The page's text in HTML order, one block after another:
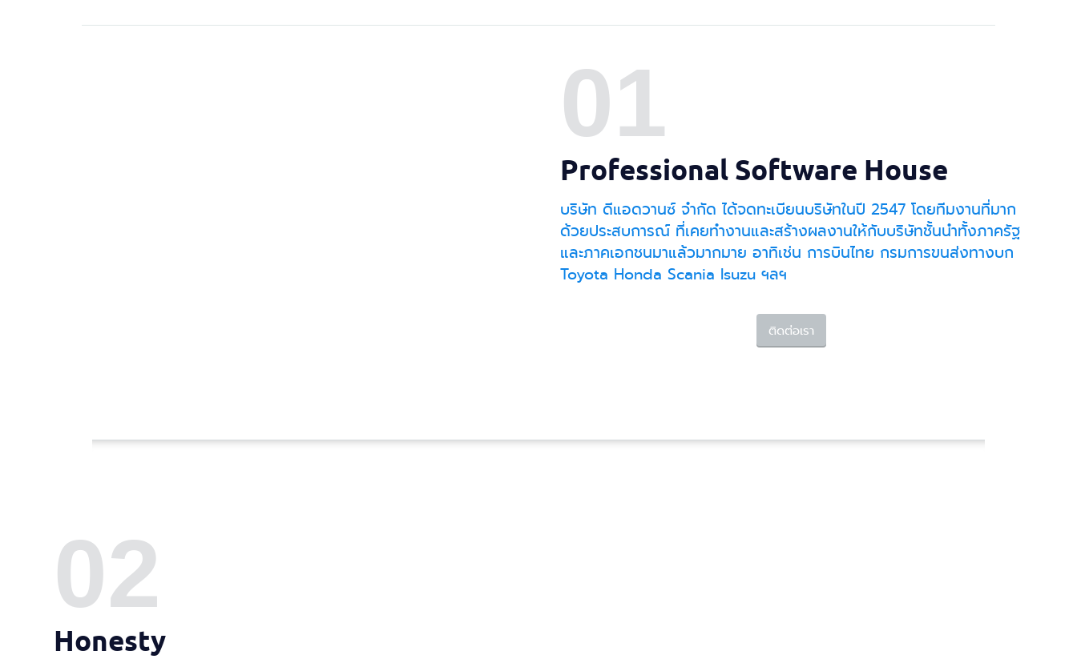
01
Professional Software House
บริษัท ดีแอดวานซ์ จำกัด ได้จดทะเบียนบริษัทในปี 2547 โดยทีมงานที่มาก
ด้วยประสบการณ์ ที่เคยทำงานและสร้างผลงานให้กับบริษัทชั้นนำทั้งภาครัฐ
และภาคเอกชนมาแล้วมากมาย อาทิเช่น การบินไทย กรมการขนส่งทางบก
Toyota Honda Scania Isuzu ฯลฯ
ติดต่อเรา
02
Honesty